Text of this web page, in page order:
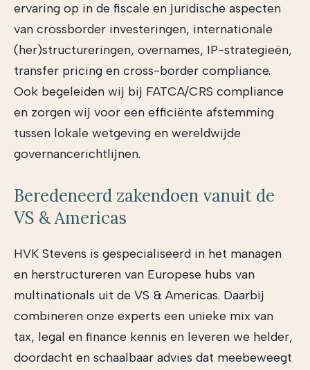
ervaring op in de fiscale en juridische aspecten
van crossborder investeringen, internationale
(her)structureringen, overnames, IP-strategieën,
transfer pricing en cross-border compliance.
Ook begeleiden wij bij FATCA/CRS compliance
en zorgen wij voor een efficiënte afstemming
tussen lokale wetgeving en wereldwijde
governancerichtlijnen.
Beredeneerd zakendoen vanuit de
VS & Americas
HVK Stevens is gespecialiseerd in het managen
en herstructureren van Europese hubs van
multinationals uit de VS & Americas. Daarbij
combineren onze experts een unieke mix van
tax, legal en finance kennis en leveren we helder,
doordacht en schaalbaar advies dat meebeweegt